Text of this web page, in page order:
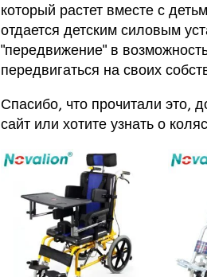
который растет вместе с
отдается детским силовым
"передвижение" в
передвигаться на своих
Спасибо, что прочитали это,
сайт или хотите узнать о